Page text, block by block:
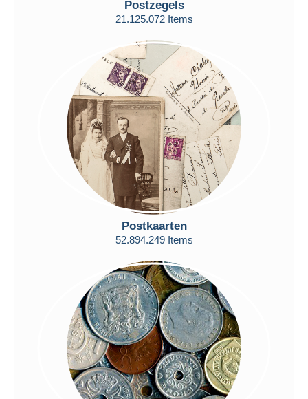
PayPal
Bankoverschrijving
Visa
Mastercard
Bancontact
iDeal
Maestro
Alles deselecteren
Woonplaats van de verkoper
Toepassen
Postzegels
21.125.072 Items
Postkaarten
52.894.249 Items